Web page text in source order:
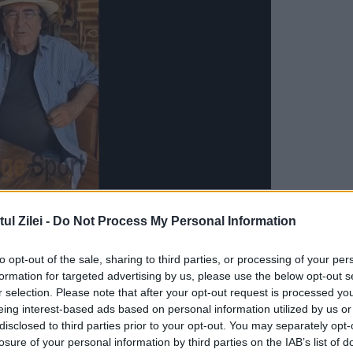
Zilei - Do Not Process My Personal Information
opt-out of the sale, sharing to third parties, or processing of your
for targeted advertising by us, please use the below opt-out
selection. Please note that after your opt-out request is processed
interest-based ads based on personal information utilized by us
to third parties prior to your opt-out. You may separately
of your personal information by third parties on the IAB’s list of
bilaterală şi a pregăti bine viitoarea
avea loc în aprilie, şi în care ambele guverne
progresa împreună în procesul de integrare
care le avem aici, pentru că suntem graniţa
a spus Ponta.